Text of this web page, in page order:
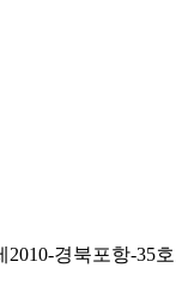
경북포항-35호